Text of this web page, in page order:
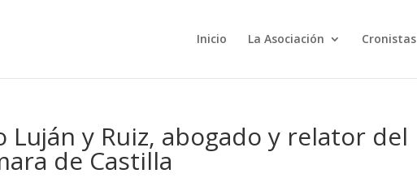
Inicio La Asociación Cronistas
Luján y Ruiz, abogado y relator del
de Castilla